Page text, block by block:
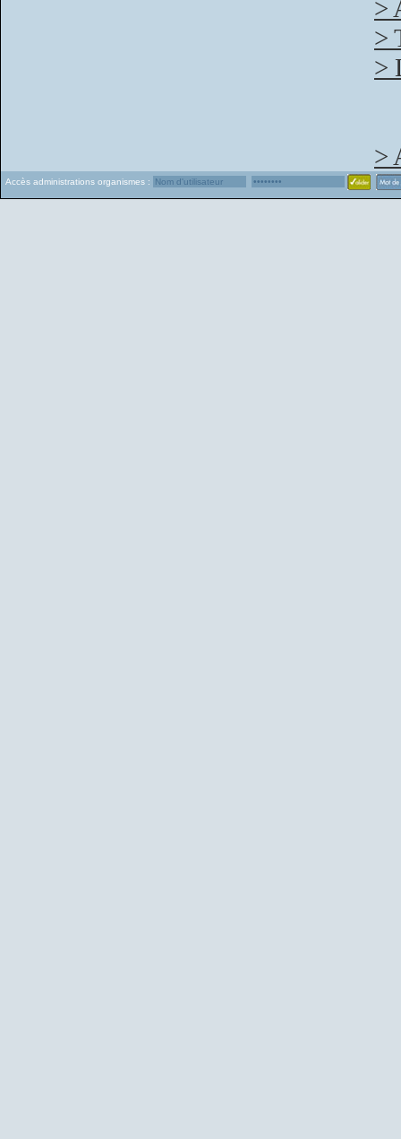
>
>
>
>
Accès administrations organismes :